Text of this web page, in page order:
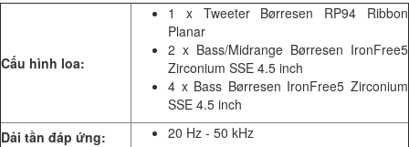
Cấu hình loa:
1 x Tweeter Børresen RP94 Ribbon
Planar
2 x Bass/Midrange Børresen IronFree5
Zirconium SSE 4.5 inch
4 x Bass Børresen IronFree5 Zirconium
SSE 4.5 inch
Dải tần đáp ứng:
20 Hz - 50 kHz